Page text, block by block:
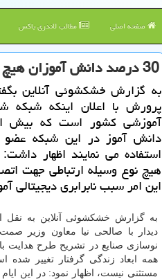
صفحه اصلی مطالب لاندری باکس
30 درصد دانش آموزان هیچ نوع وسیله ارتباطی برای اتصال به شاد ندارند
به گزارش خشکشوئی آنلاین
پرورش با اعلان اینکه شبکه
دانش آموز در این شبکه
هیچ نوع وسیله ارتباطی جهت
این امر سبب نابرابری
به گزارش خشکشوئی آنلاین به نقل
دیدار با صالحی نیا معاون وزیر
نوسازی صنایع در تشریح طرح هدایت
همه ابعاد زندگی گرفتار تغییر شده
مستثنی نیست، اظهار نمود: در این